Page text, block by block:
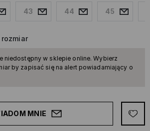
43 44 45
niedostępny w sklepie online. Wybierz
by zapisać się na alert powiadamiający o
MNIE